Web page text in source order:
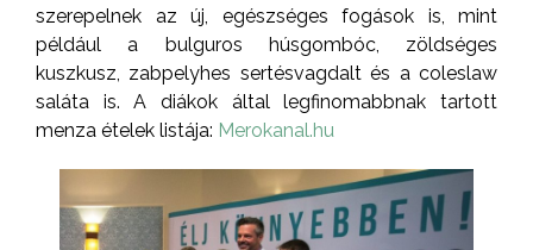
szerepelnek az új, egészséges fogások is, mint
például a bulguros húsgombóc, zöldséges
kuszkusz, zabpelyhes sertésvagdalt és a coleslaw
saláta is. A diákok által legfinomabbnak tartott
menza ételek listája: Merokanal.hu